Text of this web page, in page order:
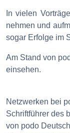
In vielen
nehmen und
sogar Erfolge im
Am Stand von
einsehen.
Netzwerken bei
Schriftführer des
von podo